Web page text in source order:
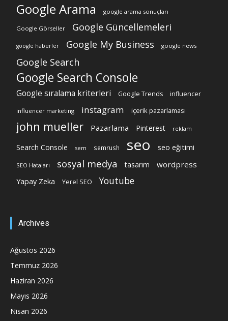
Google Arama google arama sonuçları
Google Görseller Google Güncellemeleri
google haberler Google My Business google news
Google Search
Google Search Console
Google sıralama kriterleri Google Trends influencer
influencer marketing instagram içerik pazarlaması
john mueller Pazarlama Pinterest reklam
Search Console sem semrush seo seo eğitimi
SEO Hataları sosyal medya tasarım wordpress
Yapay Zeka Yerel SEO Youtube
Archives
Ağustos 2026
Temmuz 2026
Haziran 2026
Mayıs 2026
Nisan 2026